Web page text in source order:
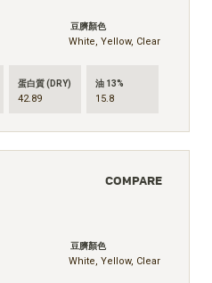
豆臍顏色
White, Yellow, Clear
蛋白質 (DRY)
42.89
油 13%
15.8
豆臍顏色
White, Yellow, Clear
COMPARE